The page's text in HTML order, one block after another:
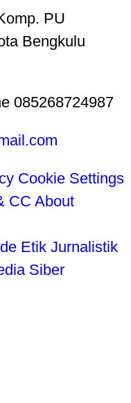
PU
Bengkulu
085268724987
Cookie Settings
CC About
Etik Jurnalistik
Siber